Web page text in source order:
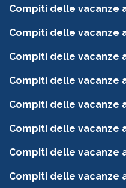
Compiti delle vacanze
Compiti delle vacanze
Compiti delle vacanze
Compiti delle vacanze
Compiti delle vacanze
Compiti delle vacanze
Compiti delle vacanze
Compiti delle vacanze